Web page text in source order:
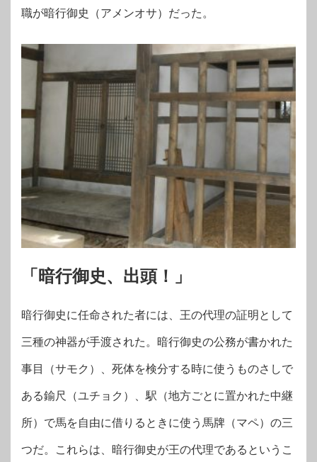
職が暗行御史（アメンオサ）だった。
「暗行御史、出頭！」
暗行御史に任命された者には、王の代理の証明として
三種の神器が手渡された。暗行御史の公務が書かれた
事目（サモク）、死体を検分する時に使うものさしで
ある鍮尺（ユチョク）、駅（地方ごとに置かれた中継
所）で馬を自由に借りるときに使う馬牌（マペ）の三
つだ。これらは、暗行御史が王の代理であるというこ